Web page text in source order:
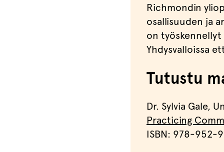
Richmondin
osallisuuden ja
on työskennellyt
Yhdysvalloissa
Tutustu
Dr. Sylvia Gale,
Practicing
ISBN: 978-952-